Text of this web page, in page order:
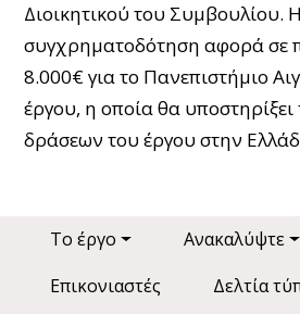
Διοικητικού του Συμβουλίου. Η
συγχρηματοδότηση αφορά σε
8.000€ για το Πανεπιστήμιο
έργου, η οποία θα
δράσεων του έργου στην
Main navigation
Το έργο Ανακαλύψτε
Επικονιαστές
Δελτία